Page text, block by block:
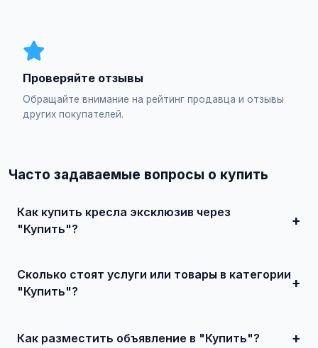
Проверяйте отзывы
Обращайте внимание на рейтинг продавца и отзывы
других покупателей.
Часто задаваемые вопросы о купить
Как купить кресла эксклюзив через
"Купить"?
и договоритесь о сделке.
Сколько стоят услуги или товары в категории
"Купить"?
Как разместить объявление в "Купить"?